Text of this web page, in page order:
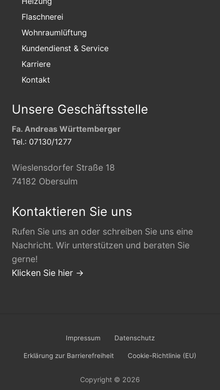
Flaschnerei
Wohnraumlüftung
Kundendienst & Service
Karriere
Kontakt
Unsere Geschäftsstelle
Fa. Andreas Württemberger
Tel.: 07130/1277
Wieslensdorfer Straße 18
74182 Obersulm
Kontaktieren Sie uns
Rufen Sie uns an oder schreiben Sie uns eine
Nachricht. Wir unterstützen und beraten Sie
gerne!
Klicken Sie hier →
Footer
Impressum Datenschutz
Erklärung zur Barrierefreiheit Cookie-Richtlinie (EU)
Copyright © 2026